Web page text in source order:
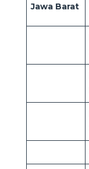
Jawa Barat